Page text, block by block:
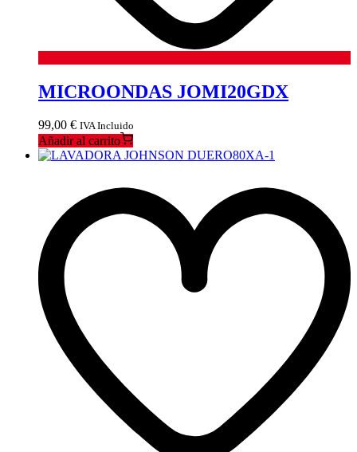
MICROONDAS JOMI20GDX
99,00 € IVA Incluido
Añadir al carrito